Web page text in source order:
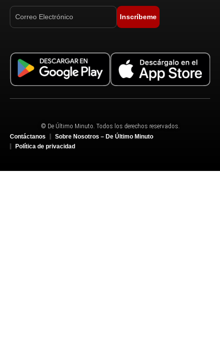
Inscríbeme
© De Último Minuto. Todos los derechos reservados.
Contáctanos
Sobre Nosotros – De Último Minuto
Política de privacidad